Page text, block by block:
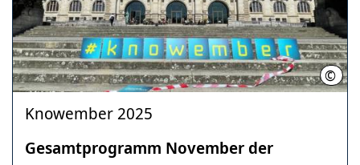
© LHH
Knowember 2025
Gesamtprogramm November der